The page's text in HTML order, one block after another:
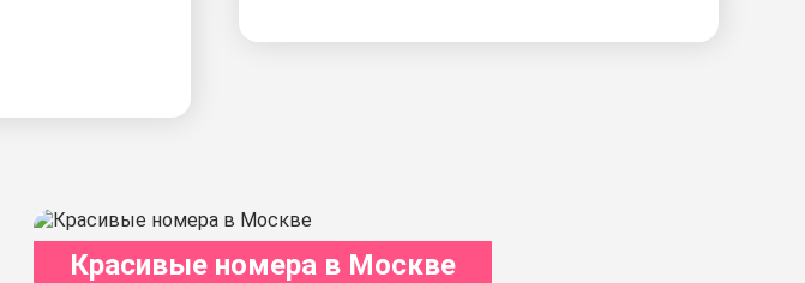
Красивые номера в Москве